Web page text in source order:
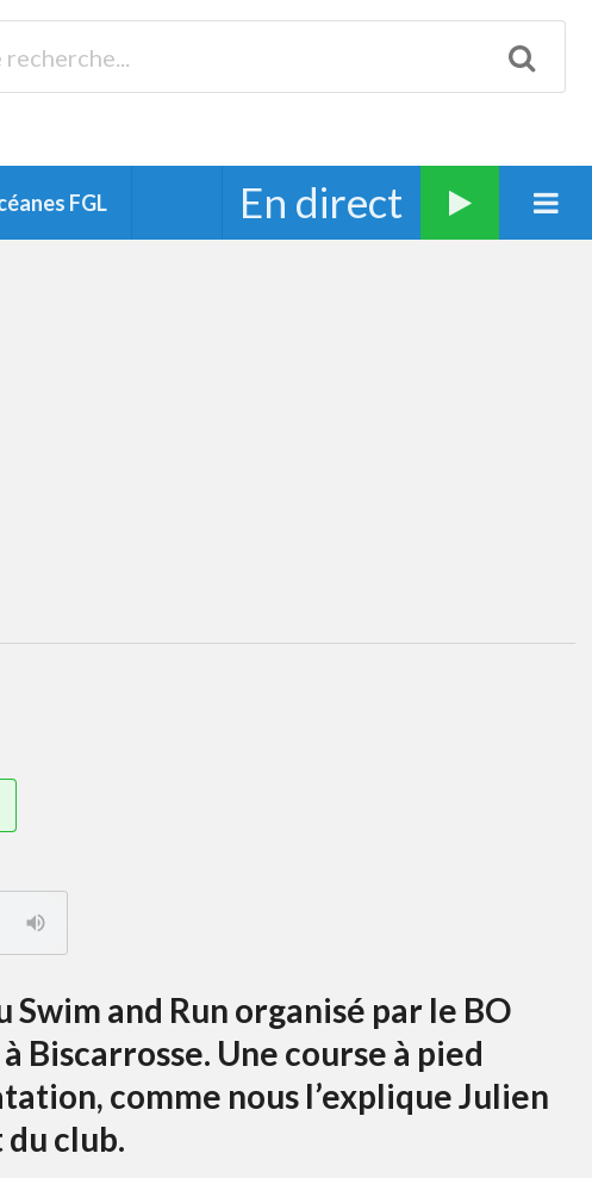
FGL En direct
and Run organisé par le BO
Biscarrosse. Une course à pied
comme nous l’explique Julien
club.